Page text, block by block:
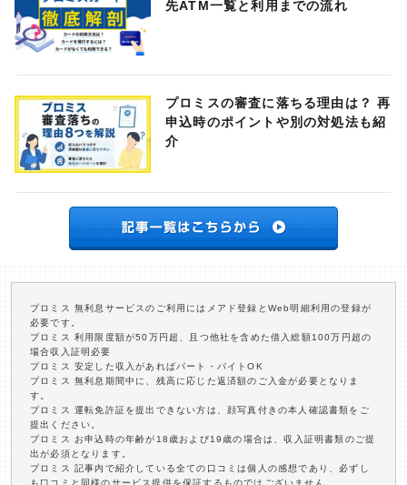
先ATM一覧と利用までの流れ
プロミスの審査に落ちる理由は？ 再
申込時のポイントや別の対処法も紹
介
プロミス 無利息サービスのご利用にはメアド登録とWeb明細利用の登録が
必要です。
プロミス 利用限度額が50万円超、且つ他社を含めた借入総額100万円超の
場合収入証明必要
プロミス 安定した収入があればパート・バイトOK
プロミス 無利息期間中に、残高に応じた返済額のご入金が必要となりま
す。
プロミス 運転免許証を提出できない方は、顔写真付きの本人確認書類をご
提出ください。
プロミス お申込時の年齢が18歳および19歳の場合は、収入証明書類のご提
出が必須となります。
プロミス 記事内で紹介している全ての口コミは個人の感想であり、必ずし
も口コミと同様のサービス提供を保証するものではございません。